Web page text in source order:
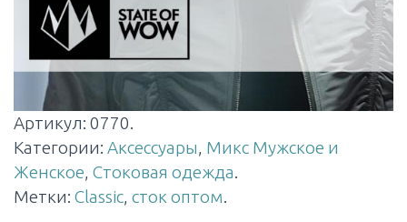
Артикул: 0770.
Категории: Аксессуары, Микс Мужское и
Женское, Стоковая одежда.
Метки: Classic, сток оптом.